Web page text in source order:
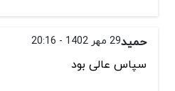
حمید29 مهر 1402 - 20:16
سپاس عالی بود